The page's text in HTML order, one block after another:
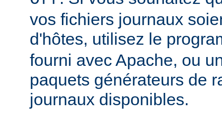
vos fichiers journaux
d'hôtes, utilisez le
fourni avec Apache, ou
paquets générateurs de
journaux disponibles.